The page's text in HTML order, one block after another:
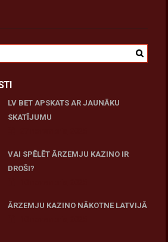
LV BET APSKATS AR JAUNĀKU
SKATĪJUMU
VAI SPĒLĒT ĀRZEMJU KAZINO IR
DROŠI?
ĀRZEMJU KAZINO NĀKOTNE LATVIJĀ